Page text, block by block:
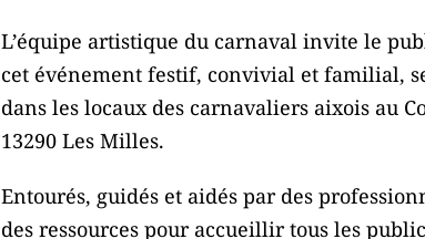
L’équipe artistique du carnaval invite le
cet événement festif, convivial et familial,
dans les locaux des carnavaliers aixois au
13290 Les Milles.
Entourés, guidés et aidés par des
des ressources pour accueillir tous les